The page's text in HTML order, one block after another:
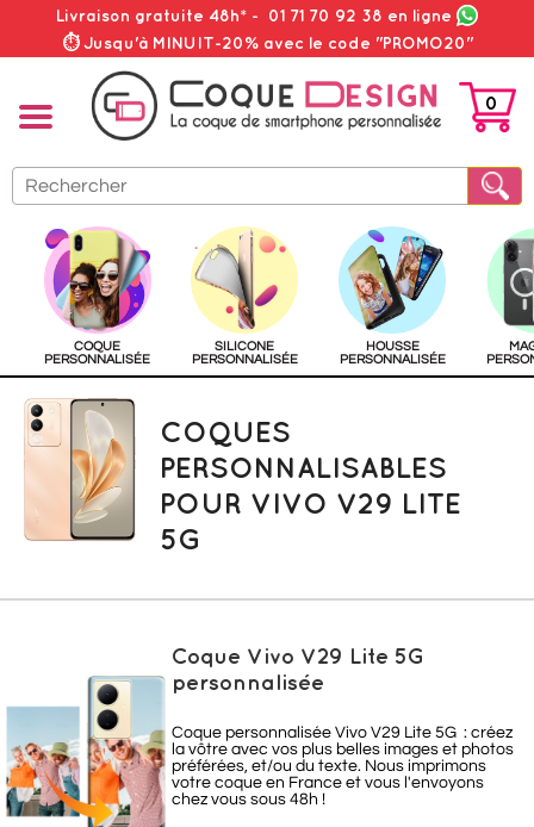
Livraison gratuite 48h* - 01 71 70 92 38 en ligne
⏱ Jusqu'à MINUIT-20% avec le code "PROMO20"
PANIER
0
COQUE
PERSONNALISÉE
SILICONE
PERSONNALISÉE
HOUSSE
PERSONNALISÉE
COQUES
PERSONNALISABLES
POUR VIVO V29 LITE
5G
Coque Vivo V29 Lite 5G
personnalisée
Coque personnalisée Vivo V29 Lite 5G : créez
la vôtre avec vos plus belles images et photos
préférées, et/ou du texte. Nous imprimons
votre coque en France et vous l'envoyons
chez vous sous 48h !